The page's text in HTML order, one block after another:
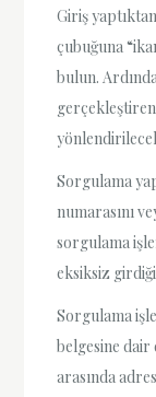
Giriş
çubuğuna
bulun.
Sorgulama
numarasını
sorgulama
eksiksiz
Sorgulama
belgesine
arasında